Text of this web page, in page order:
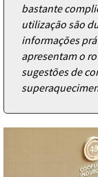
bastante
utilização são
informações
apresentam o
sugestões de